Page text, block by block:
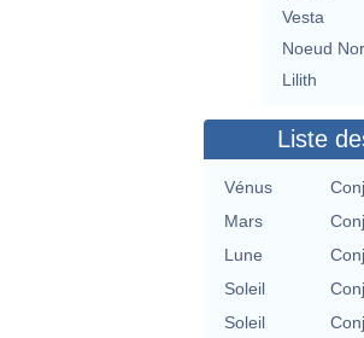
Vesta
Noeud
Lilith
Liste
Vénus
Mars
Lune
Soleil
Soleil